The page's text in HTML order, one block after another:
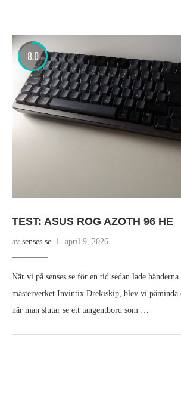
8.0
TEST: ASUS ROG AZOTH 96 HE
av senses.se april 9, 2026
När vi på senses.se för en tid sedan lade
mästerverket Invintix Drekiskip, blev vi påminda
när man slutar se ett tangentbord som …